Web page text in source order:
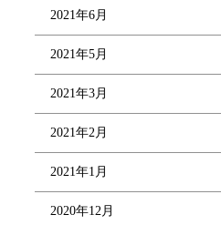
2021年6月
2021年5月
2021年3月
2021年2月
2021年1月
2020年12月